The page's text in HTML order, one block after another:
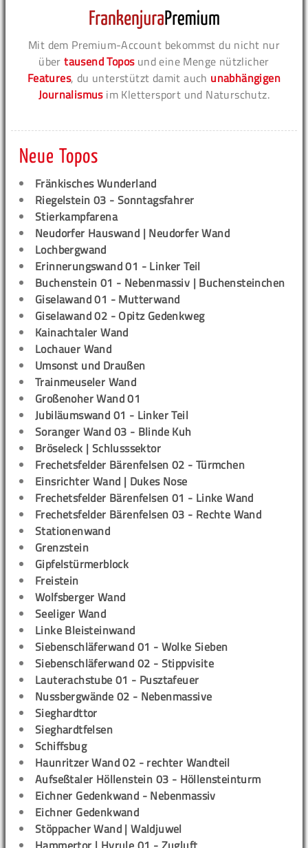
Mit dem Premium-Account bekommst du nicht nur
übertausend Toposund eine Menge nützlicher
Features, du unterstützt damit auch unabhängigen
Journalismusim Klettersport und Naturschutz.
Neue Topos
Fränkisches Wunderland
Riegelstein 03 - Sonntagsfahrer
Stierkampfarena
Neudorfer Hauswand | Neudorfer Wand
Lochbergwand
Erinnerungswand 01 - Linker Teil
Buchenstein 01 - Nebenmassiv | Buchensteinchen
Giselawand 01 - Mutterwand
Giselawand 02 - Opitz Gedenkweg
Kainachtaler Wand
Lochauer Wand
Umsonst und Draußen
Trainmeuseler Wand
Großenoher Wand 01
Jubiläumswand 01 - Linker Teil
Soranger Wand 03 - Blinde Kuh
Bröseleck | Schlusssektor
Frechetsfelder Bärenfelsen 02 - Türmchen
Einsrichter Wand | Dukes Nose
Frechetsfelder Bärenfelsen 01 - Linke Wand
Frechetsfelder Bärenfelsen 03 - Rechte Wand
Stationenwand
Grenzstein
Gipfelstürmerblock
Freistein
Wolfsberger Wand
Seeliger Wand
Linke Bleisteinwand
Siebenschläferwand 01 - Wolke Sieben
Siebenschläferwand 02 - Stippvisite
Lauterachstube 01 - Pusztafeuer
Nussbergwände 02 - Nebenmassive
Sieghardttor
Sieghardtfelsen
Schiffsbug
Haunritzer Wand 02 - rechter Wandteil
Aufseßtaler Höllenstein 03 - Höllensteinturm
Eichner Gedenkwand - Nebenmassiv
Eichner Gedenkwand
Stöppacher Wand | Waldjuwel